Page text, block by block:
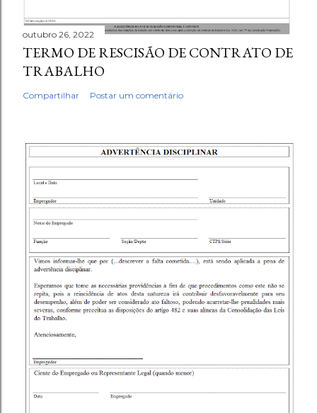
outubro 26, 2022
TERMO DE RESCISÃO DE CONTRATO DE
TRABALHO
Compartilhar Postar um comentário